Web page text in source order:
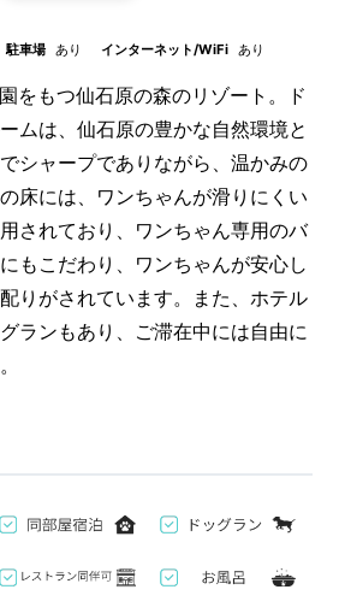
駐車場 あり インターネット/WiFi あり
をもつ仙石原の森のリゾート。ド
ムは、仙石原の豊かな自然環境と
シャープでありながら、温かみの
床には、ワンちゃんが滑りにくい
されており、ワンちゃん専用のバ
もこだわり、ワンちゃんが安心し
りがされています。また、ホテル
ランもあり、ご滞在中には自由に